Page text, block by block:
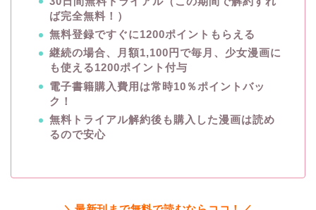
ば完全無料！）
無料登録ですぐに1200ポイントもらえる
継続の場合、月額1,100円で毎月、少女漫画に
も使える1200ポイント付与
電子書籍購入費用は常時10％ポイントバッ
ク！
無料トライアル解約後も購入した漫画は読め
るので安心